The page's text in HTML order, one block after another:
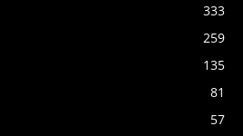
333
259
135
81
57